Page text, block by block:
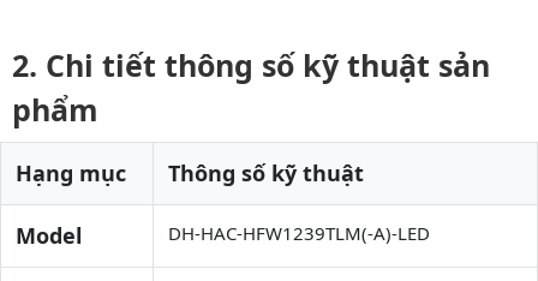
Chi tiết thông số kỹ thuật sản
phẩm
Hạng mục Thông số kỹ thuật
Model DH-HAC-HFW1239TLM(-A)-LED